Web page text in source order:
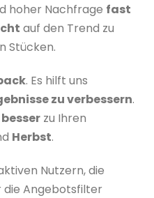
hoher Nachfrage fast
auf den Trend zu
Stücken.
. Es hilft uns
zu verbessern.
zu Ihren
Herbst.
Nutzern, die
die Angebotsfilter